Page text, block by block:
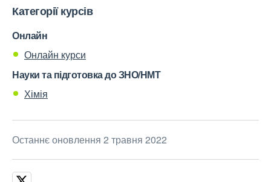
Категорії курсів
Онлайн
Онлайн курси
Науки та підготовка до ЗНО/НМТ
Хімія
Останнє оновлення 2 травня 2022